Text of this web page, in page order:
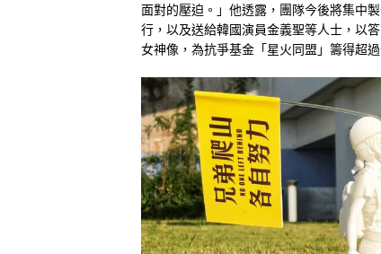
面對的壓迫。」他透露，團隊今後將集中
行，以及送給韓國演員金義聖等人士，以
女神像，為抗爭基金「星火同盟」籌得超